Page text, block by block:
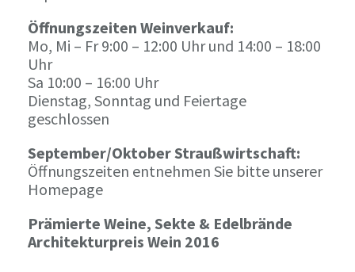
Öffnungszeiten Weinverkauf:
Mo, Mi – Fr 9:00 – 12:00 Uhr und 14:00 – 18:00
Uhr
Sa 10:00 – 16:00 Uhr
Dienstag, Sonntag und Feiertage
geschlossen
September/Oktober Straußwirtschaft:
Öffnungszeiten entnehmen Sie bitte unserer
Homepage
Prämierte Weine, Sekte & Edelbrände
Architekturpreis Wein 2016